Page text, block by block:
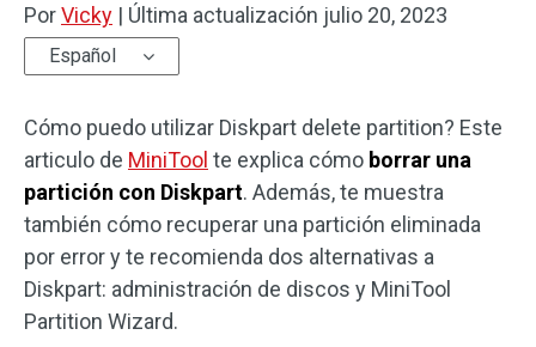
PorVicky | Última actualización julio 20, 2023
Español
Cómo puedo utilizar Diskpart delete partition? Este
articulo de MiniTool te explica cómo borrar una
partición con Diskpart. Además, te muestra
también cómo recuperar una partición eliminada
por error y te recomienda dos alternativas a
Diskpart: administración de discos y MiniTool
Partition Wizard.